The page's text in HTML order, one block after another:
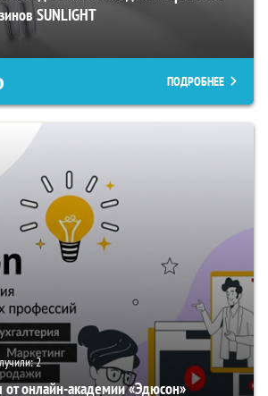
SUNLIGHT
ПОДРОБНЕЕ
2
онлайн-академии «Эдюсон»